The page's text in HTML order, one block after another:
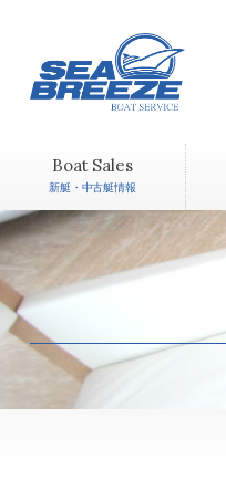
Boat Sales
新艇・中古艇情報